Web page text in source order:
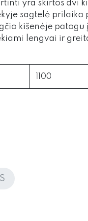
yra skirtos dvi
sagtelė prilaiko
kišenėje patogu
lengvai ir
1100